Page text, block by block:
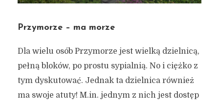
Przymorze – ma morze
Dla wielu osób Przymorze jest wielką dzielnicą,
pełną bloków, po prostu sypialnią. No i ciężko z
tym dyskutować. Jednak ta dzielnica również
ma swoje atuty! M.in. jednym z nich jest dostęp